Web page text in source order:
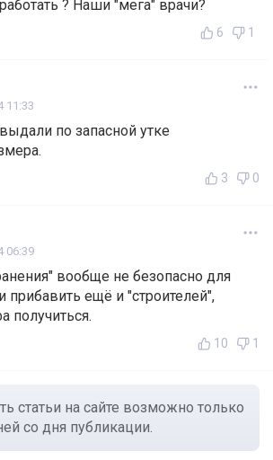
? Наши "мега" врачи?
6 1
11:33
по запасной утке
3 0
06:39
вообще не безопасно для
прибавить ещё и "строителей",
получиться.
10 1
статьи на сайте возможно только
со дня публикации.